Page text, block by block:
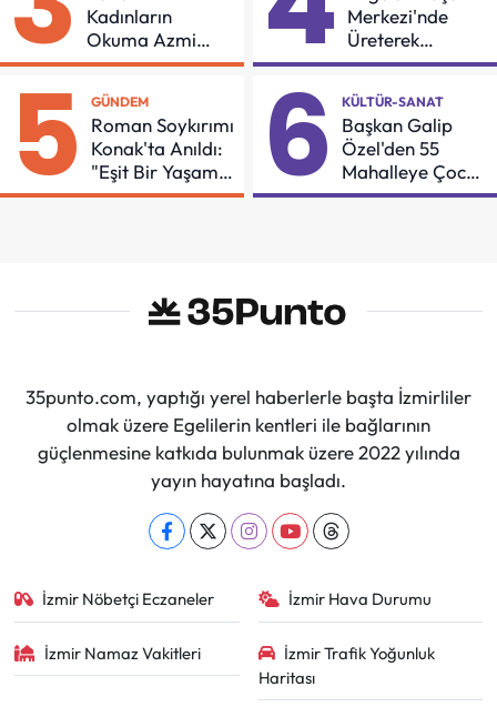
Kadınların
Okuma Azmi
Örnek Oldu
Merkezi'nde
Üreterek
Güçleniyorlar
5 GÜNDEM
Roman Soykırımı
Konak'ta Anıldı:
"Eşit Bir Yaşam
İçin Mücadeleyi
6 KÜLTÜR-SANAT
Başkan Galip
Özel'den 55
Mahalleye Çocuk
Şenliği
35punto.com, yaptığı yerel haberlerle başta İzmirliler
olmak üzere Egelilerin kentleri ile bağlarının
güçlenmesine katkıda bulunmak üzere 2022 yılında
yayın hayatına başladı.
İzmir Nöbetçi Eczaneler İzmir Hava Durumu
İzmir Namaz Vakitleri
İzmir Trafik Yoğunluk
Haritası